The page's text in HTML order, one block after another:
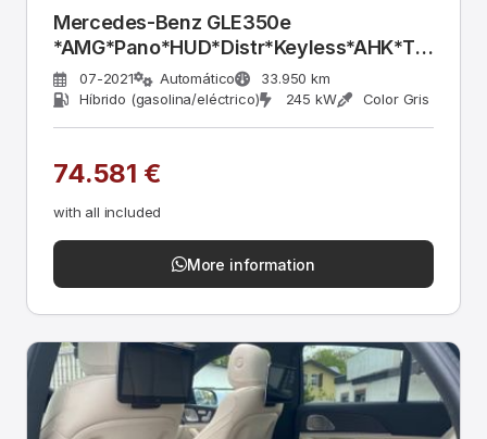
Mercedes-Benz GLE350e
*AMG*Pano*HUD*Distr*Keyless*AHK*TV*
360°07-2021 Automático
33.950 km
Híbrido (gasolina/eléctrico)
245 kW Color Gris
74.581 €
with all included
More information